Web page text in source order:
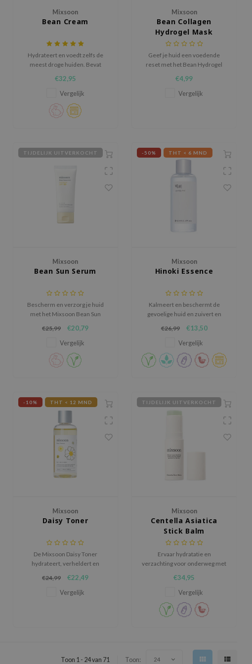
Mixsoon
Bean Cream
Hydrateert en voedt zelfs de
meest droge huiden. Bevat
die elk hun eigen functie
hebben.
€32,95
Vergelijk
Mixsoon
Bean Collagen
Hydrogel Mask
Geef je huid een voedende
reset met het Bean Hydrogel
revitaliserende
hydrogelmasker is verrijkt met
elasticiteit en glans
€4,99
Vergelijk
TIJDELIJK UITVERKOCHT
Mixsoon
Bean Sun Serum
Bescherm en verzorg je huid
met het Mixsoon Bean Sun
lichte zonnecrème die
krachtige breedspectrum
bescherming biedt en de huid
tegelijkertijd een stralende,
€25,99 €20,79
Vergelijk
-50% THT < 6 MND
Mixsoon
Hinoki Essence
Kalmeert en beschermt de
gevoelige huid en zuivert en
dankzij het fytoncide
bestanddeel.
€26,99 €13,50
Vergelijk
-10% THT < 12 MND
Mixsoon
Daisy Toner
De Mixsoon Daisy Toner
hydrateert, verheldert en
natuurlijke extracten.
€24,99 €22,49
Vergelijk
TIJDELIJK UITVERKOCHT
Mixsoon
Centella Asiatica
Stick Balm
Ervaar hydratatie en
verzachting voor onderweg met
Centella Asiatica-extract en
plantenextracten.
€34,95
Vergelijk
Toon 1 - 24 van 71 Toon: 24